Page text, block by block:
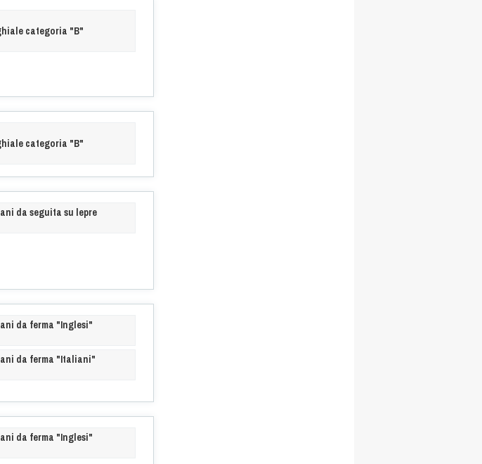
categoria "B"
categoria "B"
da seguita su lepre
da ferma "Inglesi"
da ferma "Italiani"
da ferma "Inglesi"